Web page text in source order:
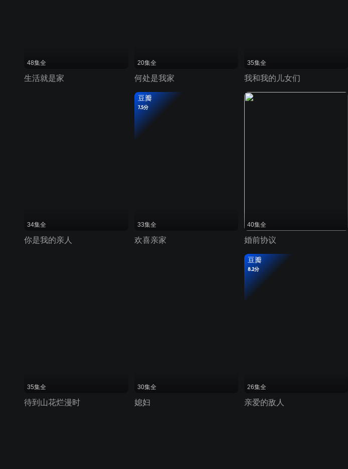
48集全
生活就是家
20集全
何处是我家
35集全
我和我的儿女们
34集全
你是我的亲人
豆瓣
7.5分
33集全
欢喜亲家
40集全
婚前协议
35集全
待到山花烂漫时
30集全
媳妇
豆瓣
8.2分
26集全
亲爱的敌人